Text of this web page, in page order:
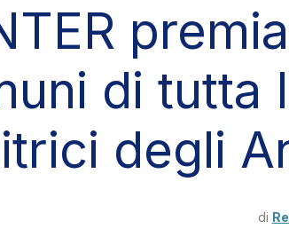
di tutta
degli
di